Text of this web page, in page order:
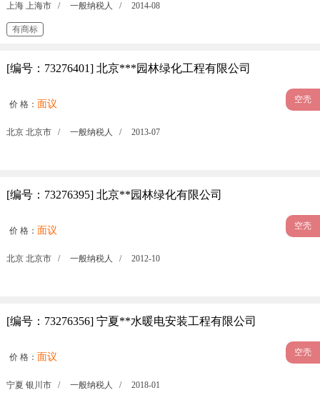
上海 上海市 / 一般纳税人 / 2014-08
有商标
[编号：73276401] 北京***园林绿化工程有限公司
价 格： 面议 空壳
北京 北京市 / 一般纳税人 / 2013-07
[编号：73276395] 北京**园林绿化有限公司
价 格： 面议 空壳
北京 北京市 / 一般纳税人 / 2012-10
[编号：73276356] 宁夏**水暖电安装工程有限公司
价 格： 面议 空壳
宁夏 银川市 / 一般纳税人 / 2018-01